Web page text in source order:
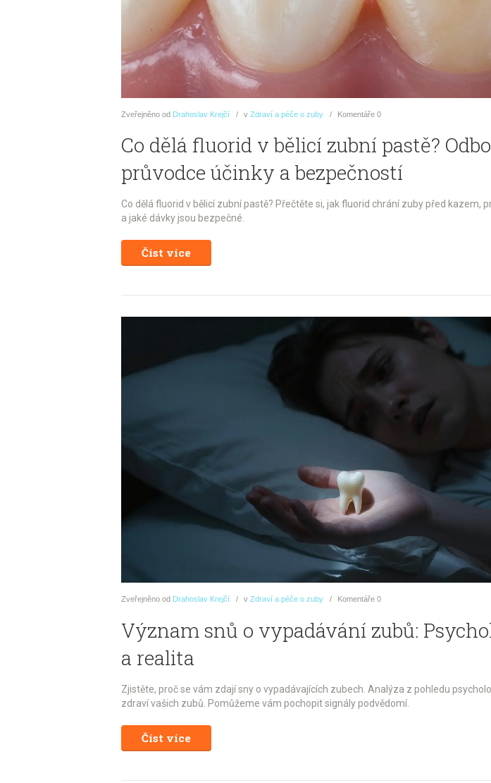
Zveřejněno od Drahoslav Krejčí v Zdraví a péče o zuby Komentáře 0
Co dělá fluorid v bělicí zubní pastě?
průvodce účinky a bezpečností
Co dělá fluorid v bělicí zubní pastě? Přečtěte si, jak fluorid chrání zuby před kazem,
a jaké dávky jsou bezpečné.
Číst více
Zveřejněno od Drahoslav Krejčí v Zdraví a péče o zuby Komentáře 0
Význam snů o vypadávání zubů:
a realita
Zjistěte, proč se vám zdají sny o vypadávajících zubech. Analýza z pohledu
zdraví vašich zubů. Pomůžeme vám pochopit signály podvědomí.
Číst více